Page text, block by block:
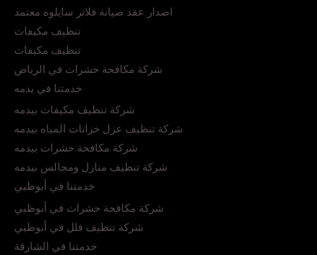
اصدار عقد صيانة فلاتر سايلوه معتمد
تنظيف مكيفات
تنظيف مكيفات
شركة مكافحة حشرات في الرياض
خدمتنا في يدمه
شركة تنظيف مكيفات بيدمه
شركة تنظيف عزل خزانات المياه بيدمه
شركة مكافحة حشرات بيدمه
شركة تنظيف منازل ومجالس بيدمه
خدمتنا في أبوظبي
شركة مكافحة حشرات في أبوظبي
شركة تنظيف فلل في أبوظبي
خدمتنا في الشارقة